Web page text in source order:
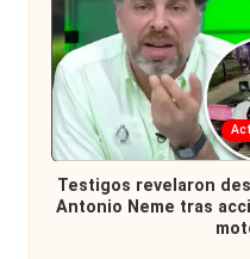
Publicada
en
Testigos revelaron
Antonio Neme tras